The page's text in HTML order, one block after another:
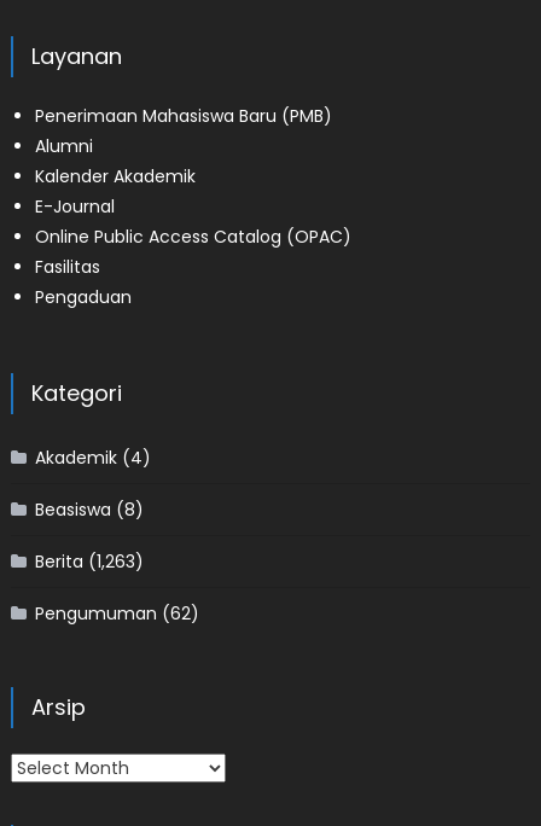
Layanan
Penerimaan Mahasiswa Baru (PMB)
Alumni
Kalender Akademik
E-Journal
Online Public Access Catalog (OPAC)
Fasilitas
Pengaduan
Kategori
Akademik(4)
Beasiswa (8)
Berita (1,263)
Pengumuman (62)
Arsip
Arsip